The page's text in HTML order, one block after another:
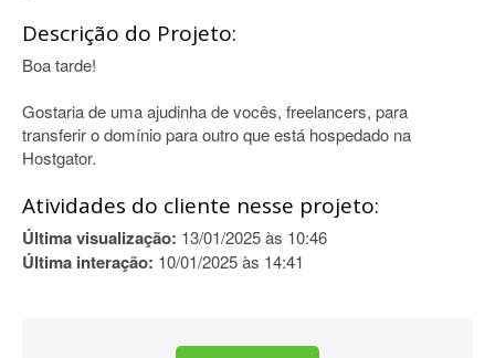
Descrição do Projeto:
Boa tarde!
Gostaria de uma ajudinha de vocês, freelancers, para
transferir o domínio para outro que está hospedado na
Hostgator.
Atividades do cliente nesse projeto:
Última visualização: 13/01/2025 às 10:46
Última interação: 10/01/2025 às 14:41